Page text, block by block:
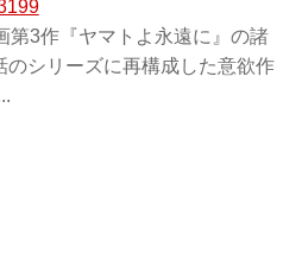
第3作『ヤマトよ永遠に』の諸
シリーズに再構成した意欲作